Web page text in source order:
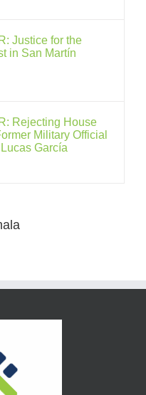
Justice for the
in San Martín
Rejecting House
Military Official
García